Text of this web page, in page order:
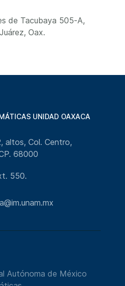
de Tacubaya 505-A,
Oax.
UNIDAD OAXACA
altos, Col. Centro,
68000
550.
Autónoma de México